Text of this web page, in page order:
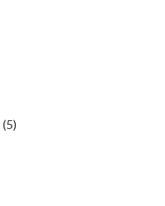
(5)